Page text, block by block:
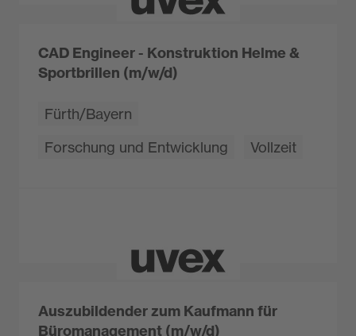
CAD Engineer - Konstruktion Helme &
Sportbrillen (m/w/d)
Fürth/Bayern
Forschung und Entwicklung
Vollzeit
Auszubildender zum Kaufmann für
Büromanagement (m/w/d)